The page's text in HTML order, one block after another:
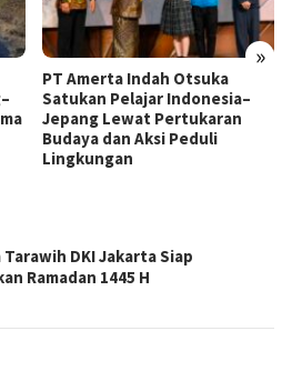
»
PT Amerta Indah Otsuka
Satukan Pelajar Indonesia–
Jepang Lewat Pertukaran
Budaya dan Aksi Peduli
Lingkungan
Tarawih DKI Jakarta Siap
Ramadan 1445 H